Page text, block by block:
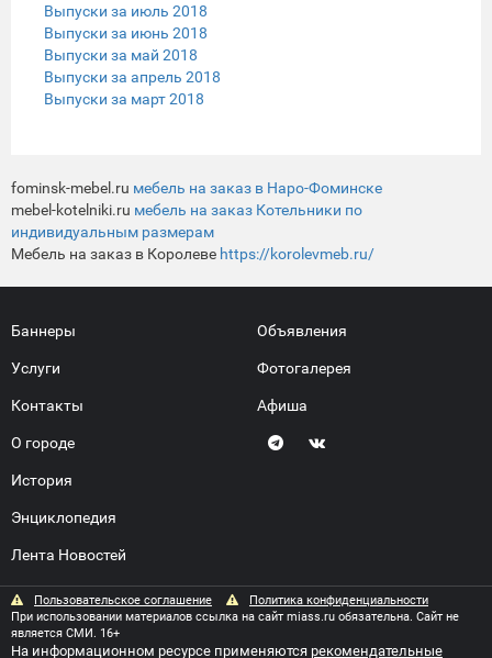
Выпуски за июль 2018
Выпуски за июнь 2018
Выпуски за май 2018
Выпуски за апрель 2018
Выпуски за март 2018
fominsk-mebel.ru мебель на заказ в Наро-Фоминске
mebel-kotelniki.ru мебель на заказ Котельники по
индивидуальным размерам
Мебель на заказ в Королеве https://korolevmeb.ru/
Баннеры
Услуги
Контакты
О городе
История
Энциклопедия
Лента Новостей
Объявления
Фотогалерея
Афиша
Пользовательское соглашение
Политика конфиденциальности
При использовании материалов ссылка на сайт miass.ru обязательна. Сайт не
является СМИ. 16+
На информационном ресурсе применяются рекомендательные